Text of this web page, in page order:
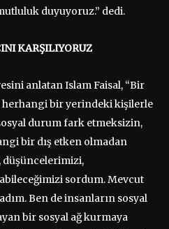
duyuyoruz.” dedi.
KARŞILIYORUZ
anlatan Islam Faisal, “Bir
herhangi bir yerindeki kişilerle
durum fark etmeksizin,
bir dış etken olmadan
düşüncelerimizi,
sordum. Mevcut
Ben de insanların sosyal
bir sosyal ağ kurmaya